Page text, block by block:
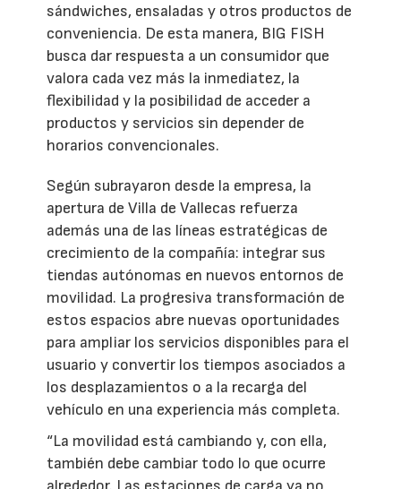
sándwiches, ensaladas y otros productos de
conveniencia. De esta manera, BIG FISH
busca dar respuesta a un consumidor que
valora cada vez más la inmediatez, la
flexibilidad y la posibilidad de acceder a
productos y servicios sin depender de
horarios convencionales.
Según subrayaron desde la empresa, la
apertura de Villa de Vallecas refuerza
además una de las líneas estratégicas de
crecimiento de la compañía: integrar sus
tiendas autónomas en nuevos entornos de
movilidad. La progresiva transformación de
estos espacios abre nuevas oportunidades
para ampliar los servicios disponibles para el
usuario y convertir los tiempos asociados a
los desplazamientos o a la recarga del
vehículo en una experiencia más completa.
“La movilidad está cambiando y, con ella,
también debe cambiar todo lo que ocurre